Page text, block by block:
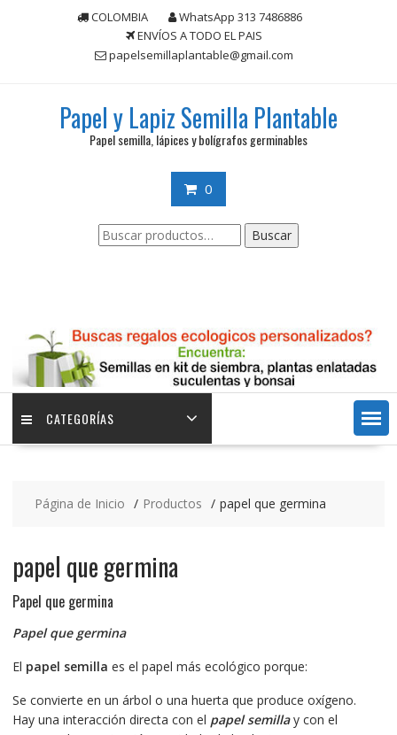
COLOMBIA
WhatsApp 313 7486886
ENVÍOS A TODO EL PAIS
papelsemillaplantable@gmail.com
Papel y Lapiz Semilla Plantable
Papel semilla, lápices y bolígrafos germinables
0
Buscar
por:
Buscar
CATEGORÍAS
Página de Inicio Productos papel que germina
papel que germina
Papel que germina
Papel que germina
El papel semilla es el papel más ecológico porque:
Se convierte en un árbol o una huerta que produce oxígeno.
Hay una interacción directa con el papel semillay con el